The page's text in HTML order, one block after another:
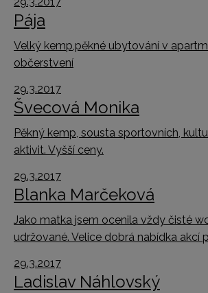
Pája
Velký kemp,pěkné ubytování v
občerstvení
29.3.2017
Švecová Monika
Pěkný kemp, sousta sportovních,
aktivit. Vyšší ceny.
29.3.2017
Blanka Marčeková
Jako matka jsem ocenila vždy čisté
udržované. Velice dobrá nabídka akcí
29.3.2017
Ladislav Náhlovský